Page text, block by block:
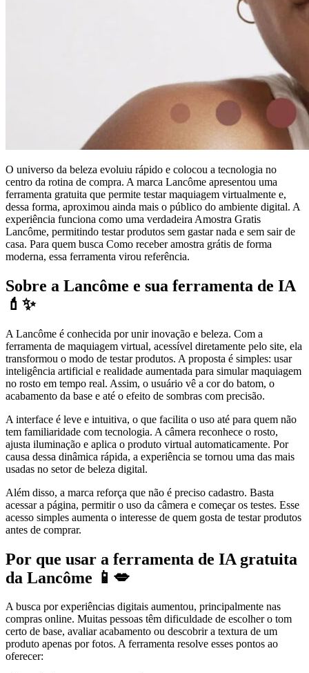
O universo da beleza evoluiu rápido e colocou a tecnologia no
centro da rotina de compra. A marca Lancôme apresentou uma
ferramenta gratuita que permite testar maquiagem virtualmente e,
dessa forma, aproximou ainda mais o público do ambiente digital. A
experiência funciona como uma verdadeira Amostra Gratis
Lancôme, permitindo testar produtos sem gastar nada e sem sair de
casa. Para quem busca Como receber amostra grátis de forma
moderna, essa ferramenta virou referência.
Sobre a Lancôme e sua ferramenta de IA
💄✨
A Lancôme é conhecida por unir inovação e beleza. Com a
ferramenta de maquiagem virtual, acessível diretamente pelo site, ela
transformou o modo de testar produtos. A proposta é simples: usar
inteligência artificial e realidade aumentada para simular maquiagem
no rosto em tempo real. Assim, o usuário vê a cor do batom, o
acabamento da base e até o efeito de sombras com precisão.
A interface é leve e intuitiva, o que facilita o uso até para quem não
tem familiaridade com tecnologia. A câmera reconhece o rosto,
ajusta iluminação e aplica o produto virtual automaticamente. Por
causa dessa dinâmica rápida, a experiência se tornou uma das mais
usadas no setor de beleza digital.
Além disso, a marca reforça que não é preciso cadastro. Basta
acessar a página, permitir o uso da câmera e começar os testes. Esse
acesso simples aumenta o interesse de quem gosta de testar produtos
antes de comprar.
Por que usar a ferramenta de IA gratuita
da Lancôme 📱💋
A busca por experiências digitais aumentou, principalmente nas
compras online. Muitas pessoas têm dificuldade de escolher o tom
certo de base, avaliar acabamento ou descobrir a textura de um
produto apenas por fotos. A ferramenta resolve esses pontos ao
oferecer: